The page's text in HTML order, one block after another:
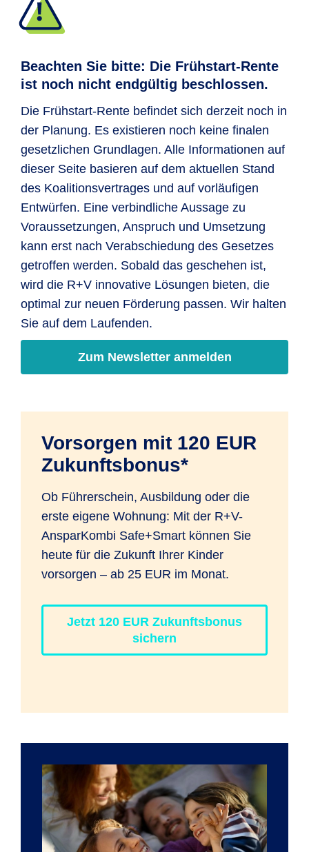
Nach dem 18. Lebensjahr können die
bespart werden, sodass ein zusätzlicher
individueller Vorsorgebaustein zur
gesetzlichen Rente entsteht. Das
angesparte Kapital istvor staatlichem
Zugriff geschütztundwird erst mit
Erreichen der Regelaltersgrenze
(derzeit 67 Jahre) ausgezahlt.Ein
vorzeitiger Zugriff soll nicht möglich sein.
Die Erträge aus dem Depot sollenbis
zum Renteneintritt steuerfreisein.
Altersvorsorgedepot eröffnen. Diese
Auffanglösung bedeutet, dass der nicht
Frühstart-Rente von monatlich 10 EUR
über die Bundesbank angelegt wird.
Wichtig: Zuzahlungen
oder die
Berücksichtigung individueller
Anlagepräferenzen sind dabei
nicht
möglich.
Eltern können sich in diesem Fall noch zu
einem späteren Zeitpunkt für die
Eröffnung eines individuellen Vertrags für
ihr Kind entscheiden. Der bis dahin in der
Auffanglösung angelegte Betrag wird
dann auf den individuellen Vertrag
übertragen.
Beachten Sie bitte: Die Frühstart-Rente
ist noch nicht endgültig beschlossen.
Die Frühstart-Rente befindet sich derzeit noch in
der Planung. Es existieren noch keine finalen
gesetzlichen Grundlagen. Alle Informationen auf
dieser Seite basieren auf dem aktuellen Stand
des Koalitionsvertrages und auf vorläufigen
Entwürfen. Eine verbindliche Aussage zu
Voraussetzungen, Anspruch und Umsetzung
kann erst nach Verabschiedung des Gesetzes
getroffen werden. Sobald das geschehen ist,
wird die R+V innovative Lösungen bieten, die
optimal zur neuen Förderung passen. Wir halten
Sie auf dem Laufenden.
Zum Newsletter anmelden
Vorsorgen mit 120 EUR
Zukunftsbonus*
Ob Führerschein, Ausbildung oder die
erste eigene Wohnung: Mit der R+V-
AnsparKombi Safe+Smart können Sie
heute für die Zukunft Ihrer Kinder
vorsorgen – ab 25 EUR im Monat.
Jetzt 120 EUR Zukunftsbonus
sichern